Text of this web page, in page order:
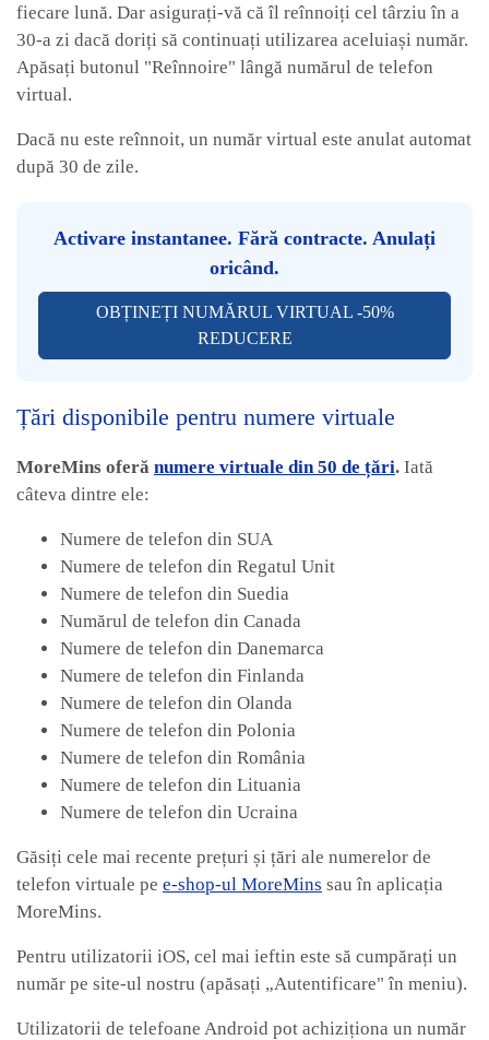
fiecare lună. Dar asigurați-vă că îl reînnoiți cel târziu în a
30-a zi dacă doriți să continuați utilizarea aceluiași număr.
Apăsați butonul "Reînnoire" lângă numărul de telefon
virtual.
Dacă nu este reînnoit, un număr virtual este anulat automat
după 30 de zile.
Activare instantanee. Fără contracte. Anulați
oricând.
OBȚINEȚI NUMĂRUL VIRTUAL -50%
REDUCERE
Țări disponibile pentru numere virtuale
MoreMins oferă numere virtuale din 50 de țări. Iată
câteva dintre ele:
Numere de telefon din SUA
Numere de telefon din Regatul Unit
Numere de telefon din Suedia
Numărul de telefon din Canada
Numere de telefon din Danemarca
Numere de telefon din Finlanda
Numere de telefon din Olanda
Numere de telefon din Polonia
Numere de telefon din România
Numere de telefon din Lituania
Numere de telefon din Ucraina
Găsiți cele mai recente prețuri și țări ale numerelor de
telefon virtuale pe e-shop-ul MoreMins sau în aplicația
MoreMins.
Pentru utilizatorii iOS, cel mai ieftin este să cumpărați un
număr pe site-ul nostru (apăsați „Autentificare" în meniu).
Utilizatorii de telefoane Android pot achiziționa un număr